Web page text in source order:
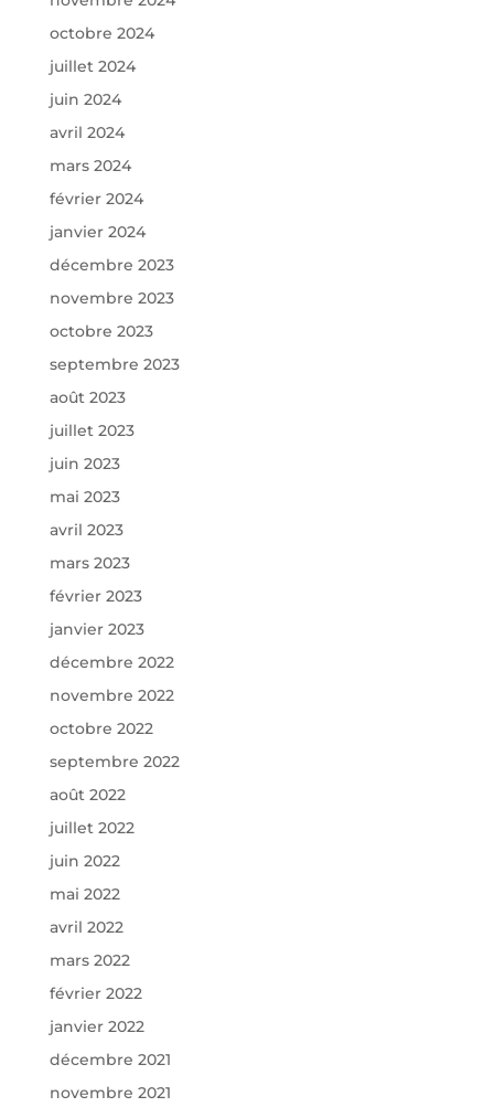
octobre 2024
juillet 2024
juin 2024
avril 2024
mars 2024
février 2024
janvier 2024
décembre 2023
novembre 2023
octobre 2023
septembre 2023
août 2023
juillet 2023
juin 2023
mai 2023
avril 2023
mars 2023
février 2023
janvier 2023
décembre 2022
novembre 2022
octobre 2022
septembre 2022
août 2022
juillet 2022
juin 2022
mai 2022
avril 2022
mars 2022
février 2022
janvier 2022
décembre 2021
novembre 2021